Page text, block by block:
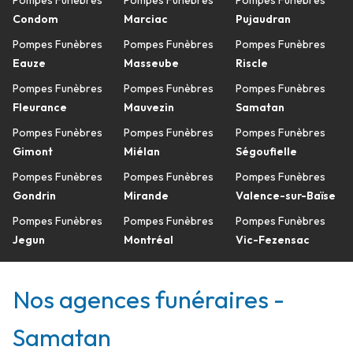
Condom
Pompes Funèbres
Eauze
Pompes Funèbres
Fleurance
Pompes Funèbres
Gimont
Pompes Funèbres
Gondrin
Pompes Funèbres
Jegun
Marciac
Pompes Funèbres
Masseube
Pompes Funèbres
Mauvezin
Pompes Funèbres
Miélan
Pompes Funèbres
Mirande
Pompes Funèbres
Montréal
Pujaudran
Pompes Funèbres
Riscle
Pompes Funèbres
Samatan
Pompes Funèbres
Ségoufielle
Pompes Funèbres
Valence-sur-Baïse
Pompes Funèbres
Vic-Fezensac
Nos agences funéraires -
Samatan